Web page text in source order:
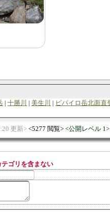
十勝川 美生川 ピパイロ岳北面直
更新 5277 閲覧 公開レベル 1
テゴリを含まない